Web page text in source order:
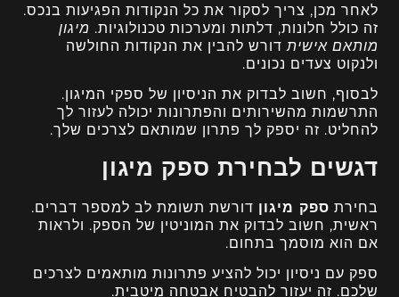
לאחר מכן, צריך לסקור את כל הנקודות הפגיעות בנכס.
זה כולל חלונות, דלתות ומערכות טכנולוגיות. מיגון
מותאם אישיתדורש להבין את הנקודות החולשה
ולנקוט צעדים נכונים.
לבסוף, חשוב לבדוק את הניסיון של ספקי המיגון.
התרשמות מהשירותים והפתרונות יכולה לעזור לך
להחליט. זה יספק לך פתרון שמותאם לצרכים שלך.
דגשים לבחירת ספק מיגון
בחירת ספק מיגון דורשת תשומת לב למספר דברים.
ראשית, חשוב לבדוק את המוניטין של הספק. ולראות
אם הוא מוסמך בתחום.
ספק עם ניסיון יכול להציע פתרונות מותאמים לצרכים
שלכם. זה יעזור להבטיח אבטחה מיטבית.